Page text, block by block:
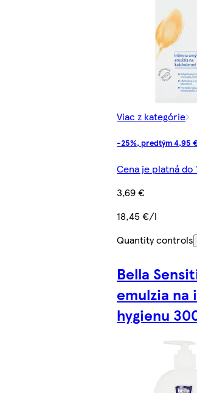
Viac z kategórie
-25%, predtým 4,95
Cena je platná do
3,69 €
18,45 €/l
Quantity controls
Bella
emulzia na
hygienu